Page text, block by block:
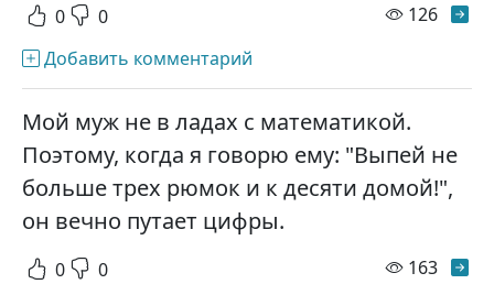
0 0 126
Добавить комментарий
Мой муж не в ладах с математикой.
Поэтому, когда я говорю ему: "Выпей не
больше трех рюмок и к десяти домой!",
он вечно путает цифры.
0 0 163